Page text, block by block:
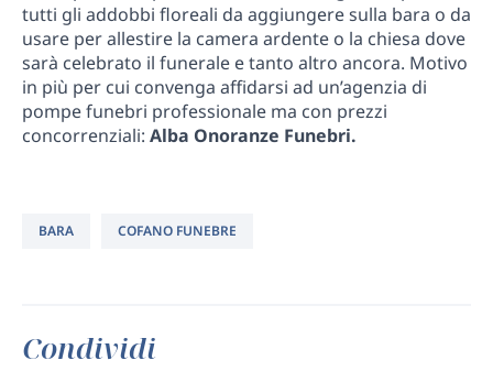
tutti gli addobbi floreali da aggiungere sulla bara o da
usare per allestire la camera ardente o la chiesa dove
sarà celebrato il funerale e tanto altro ancora. Motivo
in più per cui convenga affidarsi ad un’agenzia di
pompe funebri professionale ma con prezzi
concorrenziali: Alba Onoranze Funebri.
BARA COFANO FUNEBRE
Condividi